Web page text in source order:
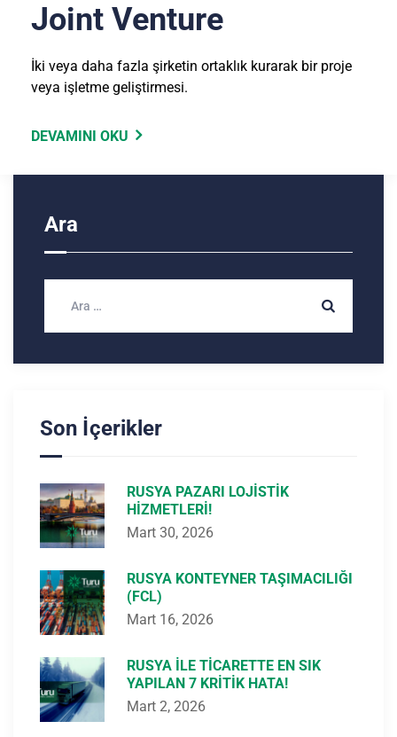
Joint Venture
İki veya daha fazla şirketin ortaklık kurarak bir proje
veya işletme geliştirmesi.
DEVAMINI OKU
Ara
Son İçerikler
RUSYA PAZARI LOJISTIK
HIZMETLERI!
Mart 30, 2026
RUSYA KONTEYNER TAŞIMACILIĞI
(FCL)
Mart 16, 2026
RUSYA ILE TICARETTE EN SIK
YAPILAN 7 KRITIK HATA!
Mart 2, 2026